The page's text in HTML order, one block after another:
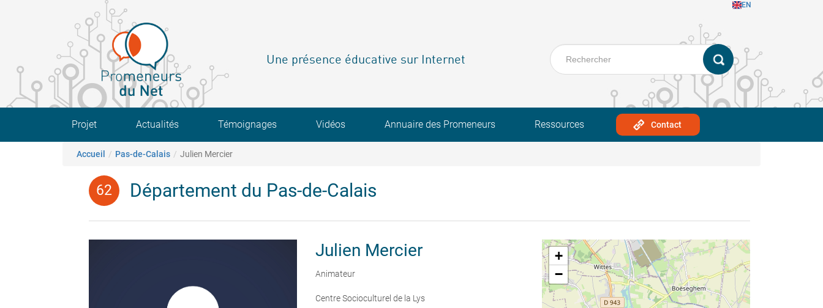
EN
Une présence éducative sur Internet
Main navigation
Projet Actualités Témoignages Vidéos Annuaire des Promeneurs Ressources Contact
Fil d'Ariane
Accueil Pas-de-Calais Julien Mercier
Département du Pas-de-Calais
Julien Mercier
Animateur
Centre Socioculturel de la Lys
+
−